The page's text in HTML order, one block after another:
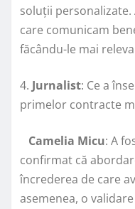
soluții
care comunicam
făcându-le mai
4. Jurnalist: Ce a
primelor contracte
Camelia Micu: A
confirmat că
încrederea de care
asemenea, o